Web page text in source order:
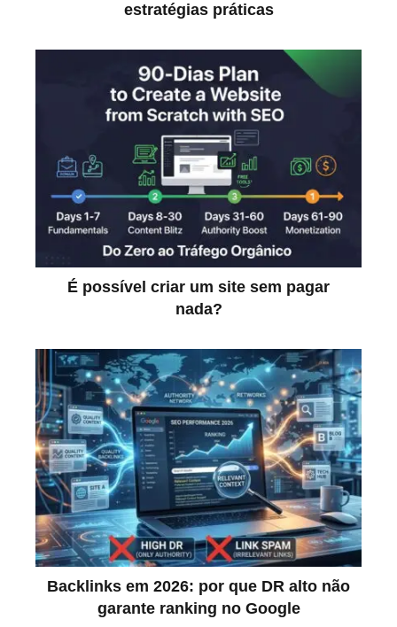
estratégias práticas
É possível criar um site sem pagar
nada?
Backlinks em 2026: por que DR alto não
garante ranking no Google